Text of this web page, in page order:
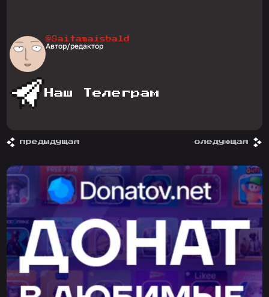
@Saitamaisbald
Автор/редактор
Наш Телеграм
предыдущая следующая